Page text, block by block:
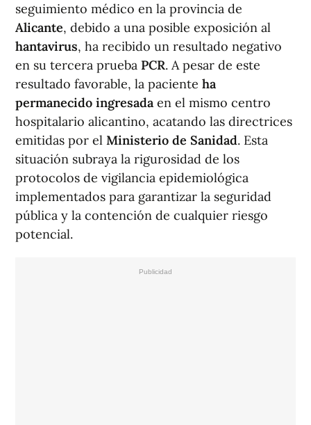
seguimiento médico en la provincia de
Alicante, debido a una posible exposición al
hantavirus, ha recibido un resultado negativo
en su tercera prueba PCR. A pesar de este
resultado favorable, la paciente ha
permanecido ingresada en el mismo centro
hospitalario alicantino, acatando las directrices
emitidas por el Ministerio de Sanidad. Esta
situación subraya la rigurosidad de los
protocolos de vigilancia epidemiológica
implementados para garantizar la seguridad
pública y la contención de cualquier riesgo
potencial.